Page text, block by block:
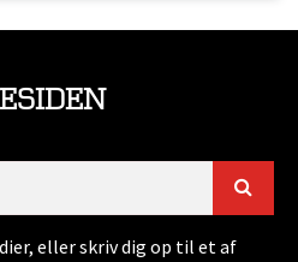
eller skriv dig op til et af